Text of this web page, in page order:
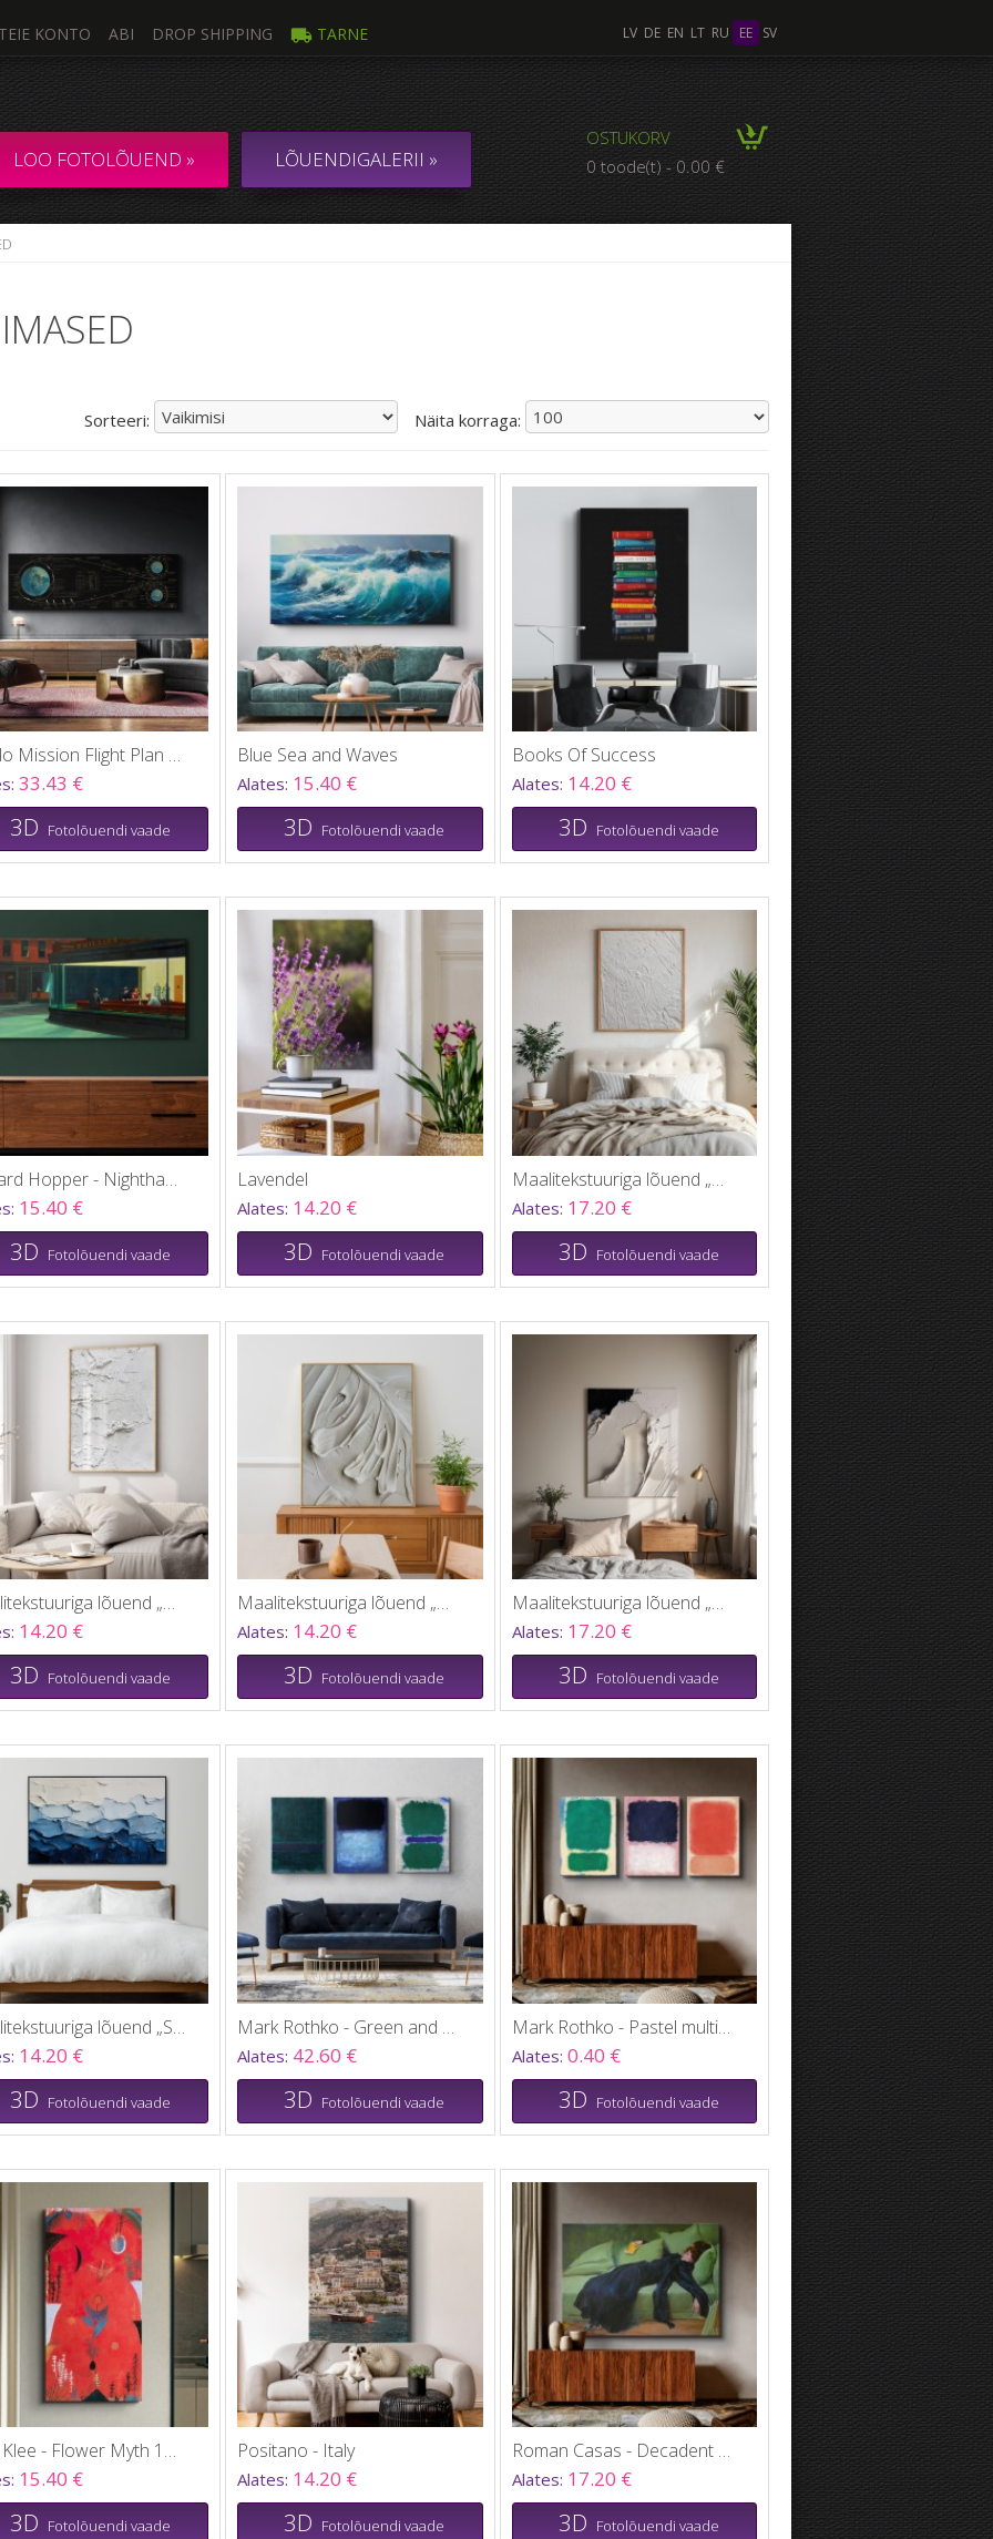
LV DE EN LT RU EE SV
KONTO ABI DROP SHIPPING TARNE
OSTUKORV
0 toode(t) - 0.00 €
LOO FOTOLÕUEND » LÕUENDIGALERII »
Näita korraga:
Sorteeri:
Apollo Mission Flight Plan 1967
33.43 €
3D Fotolõuendi vaade
Blue Sea and Waves
Alates: 15.40 €
3D Fotolõuendi vaade
Books Of Success
Alates: 14.20 €
3D Fotolõuendi vaade
Edward Hopper - Nighthawks 1942
15.40 €
3D Fotolõuendi vaade
Lavendel
Alates: 14.20 €
3D Fotolõuendi vaade
Maalitekstuuriga lõuend „Botaanika“
Alates: 17.20 €
3D Fotolõuendi vaade
Maalitekstuuriga lõuend „Kips“
14.20 €
3D Fotolõuendi vaade
Maalitekstuuriga lõuend „Monstera leht“
Alates: 14.20 €
3D Fotolõuendi vaade
Maalitekstuuriga lõuend „Must-valge“
Alates: 17.20 €
3D Fotolõuendi vaade
Maalitekstuuriga lõuend „Sinised lained“
14.20 €
3D Fotolõuendi vaade
Mark Rothko - Green and Blue multi panel canvas
Alates: 42.60 €
3D Fotolõuendi vaade
Mark Rothko - Pastel multi panel canvas
Alates: 0.40 €
3D Fotolõuendi vaade
Paul Klee - Flower Myth 1918
15.40 €
3D Fotolõuendi vaade
Positano - Italy
Alates: 14.20 €
3D Fotolõuendi vaade
Roman Casas - Decadent Young Woman 1899
Alates: 17.20 €
3D Fotolõuendi vaade